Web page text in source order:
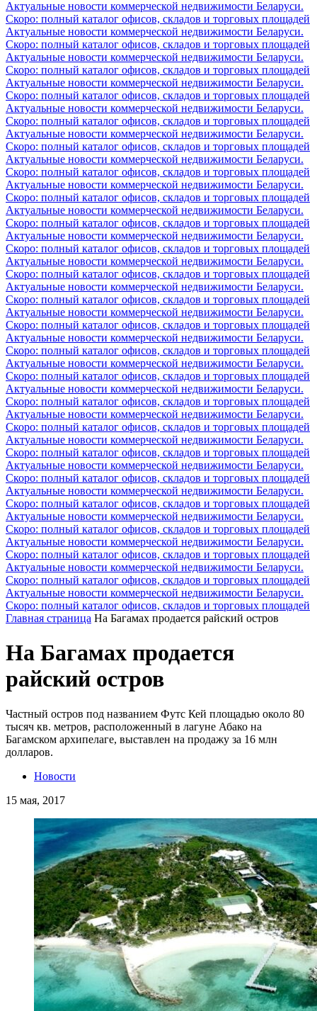
Актуальные новости коммерческой недвижимости Беларуси.
Скоро: полный каталог офисов, складов и торговых площадей
Актуальные новости коммерческой недвижимости Беларуси.
Скоро: полный каталог офисов, складов и торговых площадей
Актуальные новости коммерческой недвижимости Беларуси.
Скоро: полный каталог офисов, складов и торговых площадей
Актуальные новости коммерческой недвижимости Беларуси.
Скоро: полный каталог офисов, складов и торговых площадей
Актуальные новости коммерческой недвижимости Беларуси.
Скоро: полный каталог офисов, складов и торговых площадей
Актуальные новости коммерческой недвижимости Беларуси.
Скоро: полный каталог офисов, складов и торговых площадей
Актуальные новости коммерческой недвижимости Беларуси.
Скоро: полный каталог офисов, складов и торговых площадей
Актуальные новости коммерческой недвижимости Беларуси.
Скоро: полный каталог офисов, складов и торговых площадей
Актуальные новости коммерческой недвижимости Беларуси.
Скоро: полный каталог офисов, складов и торговых площадей
Актуальные новости коммерческой недвижимости Беларуси.
Скоро: полный каталог офисов, складов и торговых площадей
Актуальные новости коммерческой недвижимости Беларуси.
Скоро: полный каталог офисов, складов и торговых площадей
Актуальные новости коммерческой недвижимости Беларуси.
Скоро: полный каталог офисов, складов и торговых площадей
Актуальные новости коммерческой недвижимости Беларуси.
Скоро: полный каталог офисов, складов и торговых площадей
Актуальные новости коммерческой недвижимости Беларуси.
Скоро: полный каталог офисов, складов и торговых площадей
Актуальные новости коммерческой недвижимости Беларуси.
Скоро: полный каталог офисов, складов и торговых площадей
Актуальные новости коммерческой недвижимости Беларуси.
Скоро: полный каталог офисов, складов и торговых площадей
Актуальные новости коммерческой недвижимости Беларуси.
Скоро: полный каталог офисов, складов и торговых площадей
Актуальные новости коммерческой недвижимости Беларуси.
Скоро: полный каталог офисов, складов и торговых площадей
Актуальные новости коммерческой недвижимости Беларуси.
Скоро: полный каталог офисов, складов и торговых площадей
Актуальные новости коммерческой недвижимости Беларуси.
Скоро: полный каталог офисов, складов и торговых площадей
Актуальные новости коммерческой недвижимости Беларуси.
Скоро: полный каталог офисов, складов и торговых площадей
Актуальные новости коммерческой недвижимости Беларуси.
Скоро: полный каталог офисов, складов и торговых площадей
Актуальные новости коммерческой недвижимости Беларуси.
Скоро: полный каталог офисов, складов и торговых площадей
Актуальные новости коммерческой недвижимости Беларуси.
Скоро: полный каталог офисов, складов и торговых площадей
Главная страница На Багамах продается райский остров
На Багамах продается
райский остров
Частный остров под названием Футс Кей площадью около 80
тысяч кв. метров, расположенный в лагуне Абако на
Багамском архипелаге, выставлен на продажу за 16 млн
долларов.
Новости
15 мая, 2017